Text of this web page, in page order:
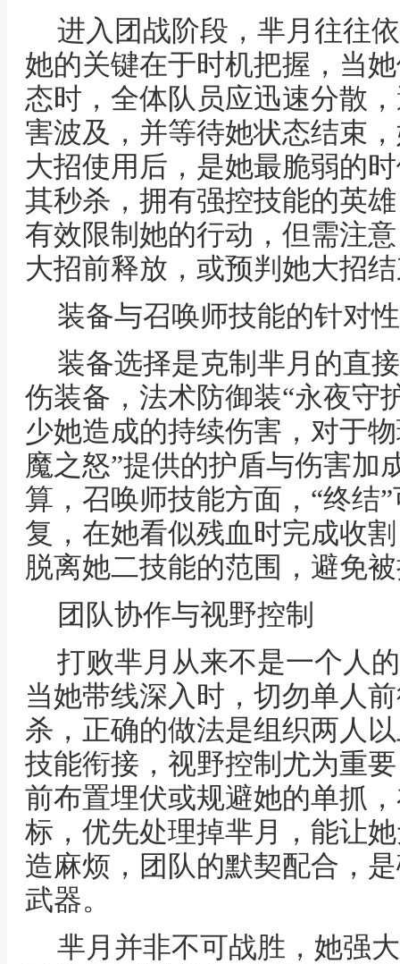
进入团战阶段，芈月往往
她的关键在于时机把握，当
态时，全体队员应迅速分散
害波及，并等待她状态结束
大招使用后，是她最脆弱的
其秒杀，拥有强控技能的英
有效限制她的行动，但需注
大招前释放，或预判她大招
装备与召唤师技能的针对
装备选择是克制芈月的直
伤装备，法术防御装“永夜守
少她造成的持续伤害，对于
魔之怒”提供的护盾与伤害加
算，召唤师技能方面，“终结
复，在她看似残血时完成收
脱离她二技能的范围，避免
团队协作与视野控制
打败芈月从来不是一个人
当她带线深入时，切勿单人
杀，正确的做法是组织两人
技能衔接，视野控制尤为重
前布置埋伏或规避她的单抓
标，优先处理掉芈月，能让
造麻烦，团队的默契配合，
武器。
芈月并非不可战胜，她强